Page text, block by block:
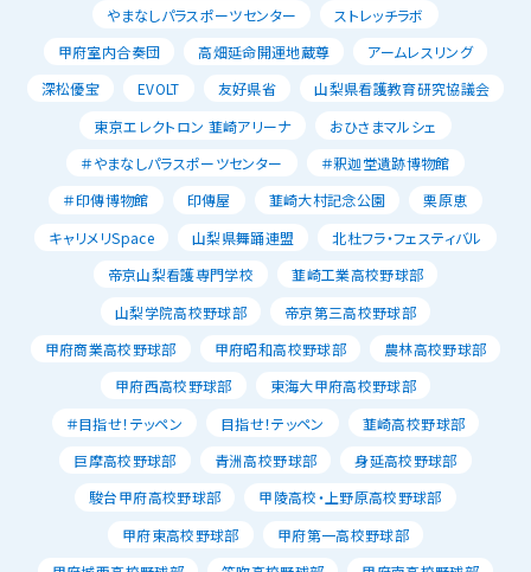
やまなしパラスポーツセンター
ストレッチラボ
甲府室内合奏団
高畑延命開運地蔵尊
アームレスリング
深松優宝
EVOLT 友好県省
山梨県看護教育研究協議会
東京エレクトロン 韮崎アリーナ
おひさまマルシェ
＃やまなしパラスポーツセンター
＃釈迦堂遺跡博物館
＃印傳博物館
印傳屋 韮崎大村記念公園
栗原恵
キャリメリSpace
山梨県舞踊連盟
北杜フラ・フェスティバル
帝京山梨看護専門学校
韮崎工業高校野球部
山梨学院高校野球部
帝京第三高校野球部
甲府商業高校野球部
甲府昭和高校野球部
農林高校野球部
甲府西高校野球部
東海大甲府高校野球部
＃目指せ！テッペン
目指せ！テッペン
韮崎高校野球部
巨摩高校野球部
青洲高校野球部
身延高校野球部
駿台甲府高校野球部
甲陵高校・上野原高校野球部
甲府東高校野球部
甲府第一高校野球部